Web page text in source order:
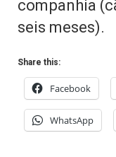
companhia
seis meses).
Share this:
Facebook
WhatsApp